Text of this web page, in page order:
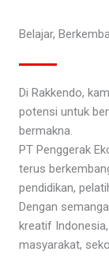
Belajar,
Di Rakkendo,
potensi untuk
bermakna.
PT Penggerak
terus
pendidikan,
Dengan
kreatif
masyarakat,